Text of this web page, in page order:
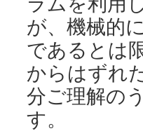
が、機械的
であるとは
からはずれ
分ご理解の
す。